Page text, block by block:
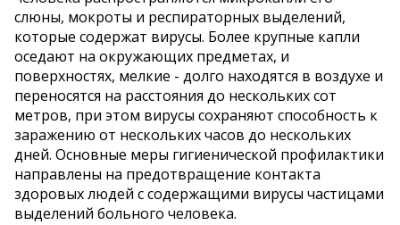
слюны, мокроты и респираторных выделений,
которые содержат вирусы. Более крупные капли
оседают на окружающих предметах, и
поверхностях, мелкие - долго находятся в воздухе и
переносятся на расстояния до нескольких сот
метров, при этом вирусы сохраняют способность к
заражению от нескольких часов до нескольких
дней. Основные меры гигиенической профилактики
направлены на предотвращение контакта
здоровых людей с содержащими вирусы частицами
выделений больного человека.